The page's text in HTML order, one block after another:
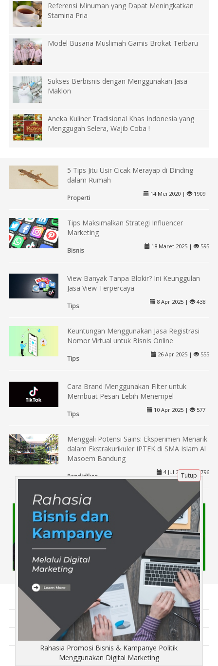
Referensi Minuman yang Dapat Meningkatkan
Stamina Pria
Model Busana Muslimah Gamis Brokat Terbaru
Sukses Berbisnis dengan Menggunakan Jasa
Maklon
Aneka Kuliner Tradisional Khas Indonesia yang
Menggugah Selera, Wajib Coba !
5 Tips Jitu Usir Cicak Merayap di Dinding
dalam Rumah
Properti
14 Mei 2020 | 1909
Tips Maksimalkan Strategi Influencer
Marketing
Bisnis
18 Maret 2025 | 595
View Banyak Tanpa Blokir? Ini Keunggulan
Jasa View Terpercaya
Tips
8 Apr 2025 | 438
Keuntungan Menggunakan Jasa Registrasi
Nomor Virtual untuk Bisnis Online
Tips
26 Apr 2025 | 555
Cara Brand Menggunakan Filter untuk
Membuat Pesan Lebih Menempel
Tips
10 Apr 2025 | 577
Menggali Potensi Sains: Eksperimen Menarik
dalam Ekstrakurikuler IPTEK di SMA Islam Al
Masoem Bandung
Pendidikan
4 Jul 2024 | 796
Tentang Kami
Artikel
Disclaimer
Copyright © NgorolAja.com 2018 - All rights reserved
Tutup
Rahasia Promosi Bisnis & Kampanye Politik
Menggunakan Digital Marketing